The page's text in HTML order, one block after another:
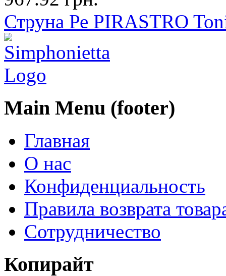
Струна Ре PIRASTRO
Main Menu (footer)
Главная
О нас
Конфиденциальность
Правила возврата
Сотрудничество
Копирайт